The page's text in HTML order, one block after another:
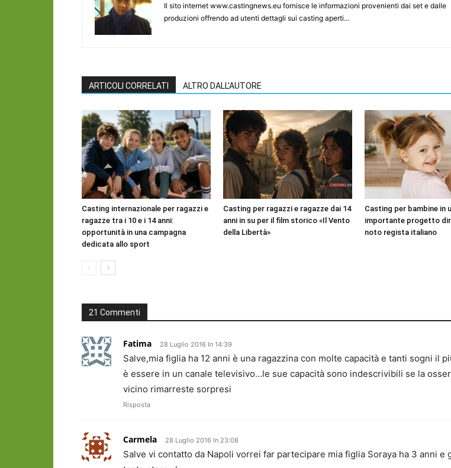
Il sito internet www.castingnews.eu fornisce le informazioni provenienti dai set e dalle
produzioni offrendo ad utenti dettagli sui casting aperti…
ARTICOLI CORRELATI ALTRO DALL'AUTORE
Casting internazionale per ragazzi e
ragazze tra i 10 e i 14 anni:
opportunità in una campagna
dedicata allo sport
Casting per ragazzi e ragazze dai 14
anni in su per il film storico «Il Vento
della Libertà»
Casting per bambine in
importante progetto
noto regista italiano
21 Commenti
Fatima 28 Luglio 2016 In 14:39
Salve,mia figlia ha 12 anni è una ragazzina con molte capacità e tanti sogni il
è essere in un canale televisivo…le sue capacità sono indescrivibili se la
vicino rimarreste sorpresi
Risposta
Carmela 28 Luglio 2016 In 23:08
Salve vi contatto da Napoli vorrei far partecipare mia figlia Soraya ha 3 anni e